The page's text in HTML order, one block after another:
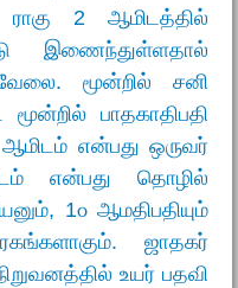
ராகு 2 ஆமிடத்தில்
இணைந்துள்ளதால்
வேலை. மூன்றில் சனி
பாதகாதிபதி
ஆமிடம் என்பது ஒருவர்
என்பது தொழில்
1௦ ஆமதிபதியும்
ஜாதகர்
உயர் பதவி